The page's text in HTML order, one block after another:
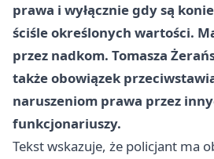
prawa i wyłącznie gdy są
ściśle określonych wartości.
przez nadkom. Tomasza
także obowiązek
naruszeniom prawa przez
funkcjonariuszy.
Tekst wskazuje, że policjant ma